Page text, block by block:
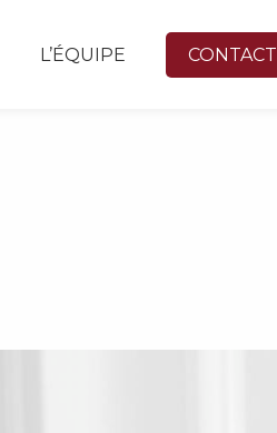
L’ÉQUIPE CONTACT